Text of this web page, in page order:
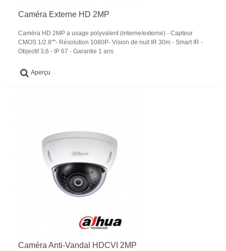
Caméra Externe HD 2MP
Caméra HD 2MP a usage polyvalent (interne/externe) - Capteur
CMOS 1/2.8""- Résolution 1080P- Vision de nuit IR 30m - Smart IR -
Objectif 3,6 - IP 67 - Garantie 1 ans
Aperçu
Caméra Anti-Vandal HDCVI 2MP